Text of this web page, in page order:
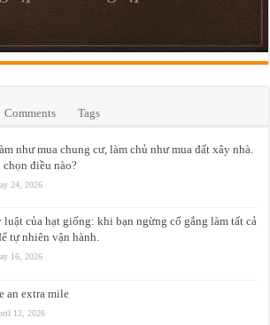
Comments Tags
như mua chung cư, làm chủ như mua đất xây nhà.
chọn điều nào?
24, 2026
luật của hạt giống: khi bạn ngừng cố gắng làm tất cả
tự nhiên vận hành.
16, 2026
an extra mile
12, 2026